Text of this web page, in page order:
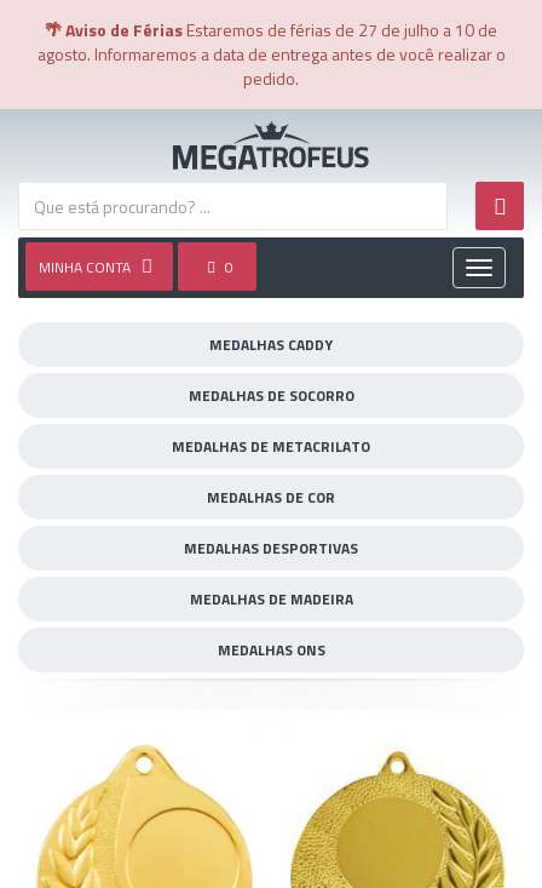
🌴 Aviso de FériasEstaremos de férias de 27 de julho a 10 de
agosto. Informaremos a data de entrega antes de você realizar o
pedido.
MINHA CONTA 0
Toggle
MEDALHAS CADDY
MEDALHAS DE SOCORRO
MEDALHAS DE METACRILATO
MEDALHAS DE COR
MEDALHAS DESPORTIVAS
MEDALHAS DE MADEIRA
MEDALHAS ONS